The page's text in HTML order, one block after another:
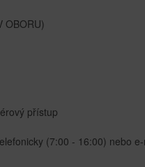
OBORU)
přístup
(7:00 - 16:00) nebo e-